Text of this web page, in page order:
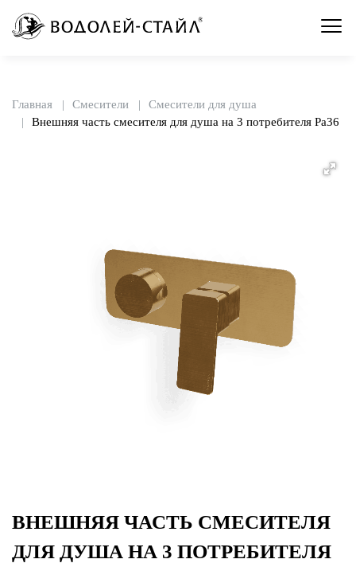
Главная Смесители
Смесители для душа
Внешняя часть смесителя для душа на 3 потребителя Pa36
ВНЕШНЯЯ ЧАСТЬ СМЕСИТЕЛЯ
ДЛЯ ДУША НА 3 ПОТРЕБИТЕЛЯ